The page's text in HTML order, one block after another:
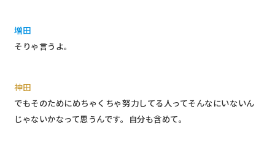
増田
そりゃ言うよ。
神田
でもそのためにめちゃくちゃ努力してる人ってそんなにいないん
じゃないかなって思うんです。
自分も含めて。